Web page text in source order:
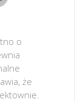
o
że